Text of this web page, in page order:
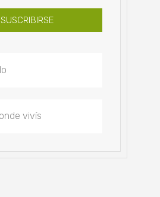
SUSCRIBIRSE